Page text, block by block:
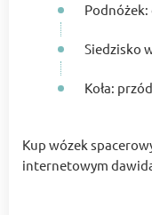
Podnóżek:
Siedzisko
Koła:
Kup wózek
internetowym